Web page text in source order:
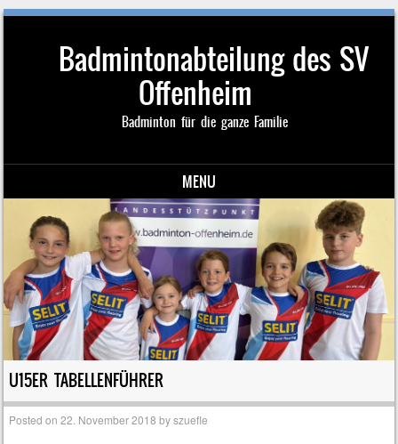
Badmintonabteilung des SV
Offenheim
Badminton für die ganze Familie
MENU
U15ER TABELLENFÜHRER
Posted on22. November 2018 byszuefle